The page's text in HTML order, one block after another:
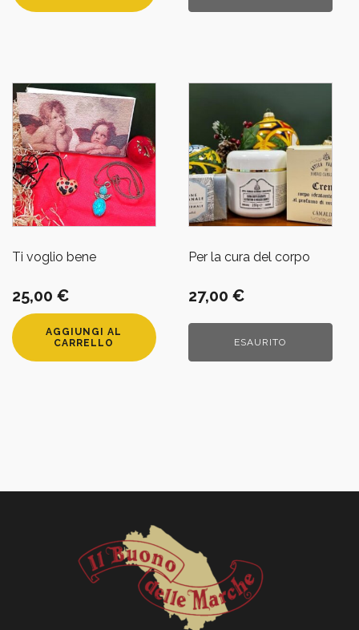
Ti voglio bene
25,00 €
AGGIUNGI AL
CARRELLO
Per la cura del corpo
27,00 €
ESAURITO